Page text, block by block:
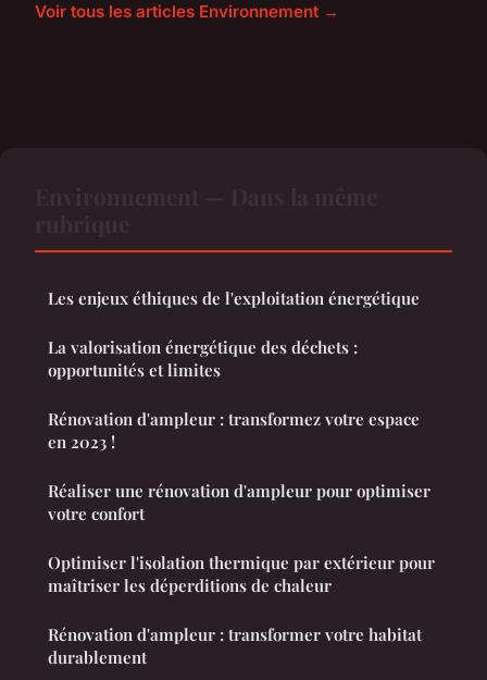
Voir tous les articles Environnement →
Les enjeux éthiques de l'exploitation énergétique
La valorisation énergétique des déchets :
opportunités et limites
Rénovation d'ampleur : transformez votre espace
en 2023 !
Réaliser une rénovation d'ampleur pour optimiser
votre confort
Optimiser l'isolation thermique par extérieur pour
maîtriser les déperditions de chaleur
Rénovation d'ampleur : transformer votre habitat
durablement